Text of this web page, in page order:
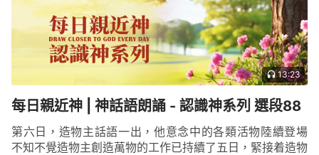
13:23
每日親近神 | 神話語朗誦 - 認識神系列 選段88
第六日，造物主話語一出，他意念中的各類活物陸續登場
不知不覺造物主創造萬物的工作已持續了五日，緊接着造物